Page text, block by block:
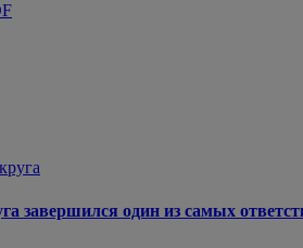
завершился один из самых